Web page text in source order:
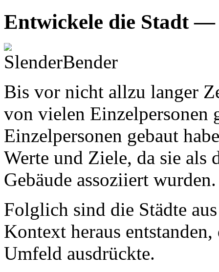
Entwickele die Stadt —
Bis vor nicht allzu langer
von vielen Einzelpersonen
Einzelpersonen gebaut
Werte und Ziele, da sie als
Gebäude assoziiert wurden.
Folglich sind die Städte
Kontext heraus
Umfeld ausdrückte.